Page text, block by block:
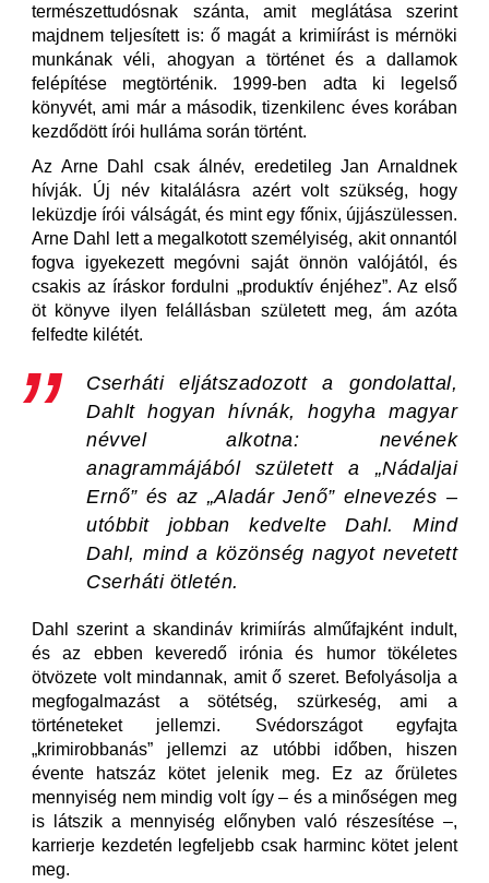
természettudósnak szánta, amit meglátása szerint
majdnem teljesített is: ő magát a krimiírást is mérnöki
munkának véli, ahogyan a történet és a dallamok
felépítése megtörténik. 1999-ben adta ki legelső
könyvét, ami már a második, tizenkilenc éves korában
kezdődött írói hulláma során történt.
Az Arne Dahl csak álnév, eredetileg Jan Arnaldnek
hívják. Új név kitalálásra azért volt szükség, hogy
leküzdje írói válságát, és mint egy főnix, újjászülessen.
Arne Dahl lett a megalkotott személyiség, akit onnantól
fogva igyekezett megóvni saját önnön valójától, és
csakis az íráskor fordulni „produktív énjéhez”. Az első
öt könyve ilyen felállásban született meg, ám azóta
felfedte kilétét.
Cserháti eljátszadozott a gondolattal,
Dahlt hogyan hívnák, hogyha magyar
névvel alkotna: nevének
anagrammájából született a „Nádaljai
Ernő” és az „Aladár Jenő” elnevezés –
utóbbit jobban kedvelte Dahl. Mind
Dahl, mind a közönség nagyot nevetett
Cserháti ötletén.
Dahl szerint a skandináv krimiírás alműfajként indult,
és az ebben keveredő irónia és humor tökéletes
ötvözete volt mindannak, amit ő szeret. Befolyásolja a
megfogalmazást a sötétség, szürkeség, ami a
történeteket jellemzi. Svédországot egyfajta
„krimirobbanás” jellemzi az utóbbi időben, hiszen
évente hatszáz kötet jelenik meg. Ez az őrületes
mennyiség nem mindig volt így – és a minőségen meg
is látszik a mennyiség előnyben való részesítése –,
karrierje kezdetén legfeljebb csak harminc kötet jelent
meg.